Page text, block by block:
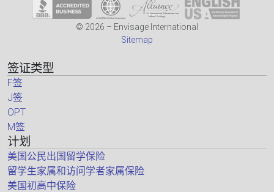
© 2026 – Envisage International
Sitemap
签证类型
F签
J签
OPT
M签
计划
美国公民出国留学保险
留学生家属和访问学者家属保险
美国初高中保险